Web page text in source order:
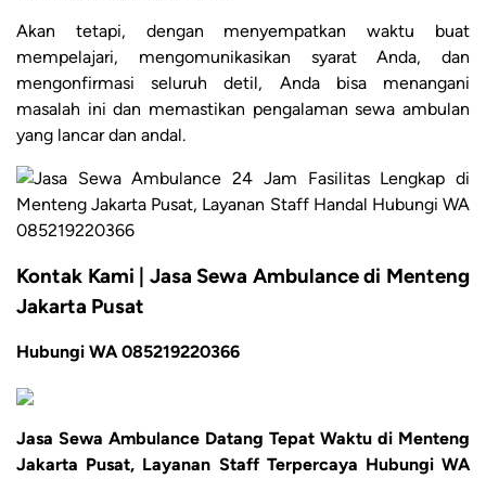
Akan tetapi, dengan menyempatkan waktu buat
mempelajari, mengomunikasikan syarat Anda, dan
mengonfirmasi seluruh detil, Anda bisa menangani
masalah ini dan memastikan pengalaman sewa ambulan
yang lancar dan andal.
Kontak Kami | Jasa Sewa Ambulance di Menteng
Jakarta Pusat
Hubungi WA 085219220366
Jasa Sewa Ambulance Datang Tepat Waktu di Menteng
Jakarta Pusat, Layanan Staff Terpercaya Hubungi WA